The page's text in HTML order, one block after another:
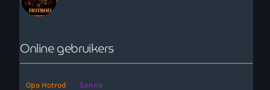
Online gebruikers
Opa Hotrod Senna